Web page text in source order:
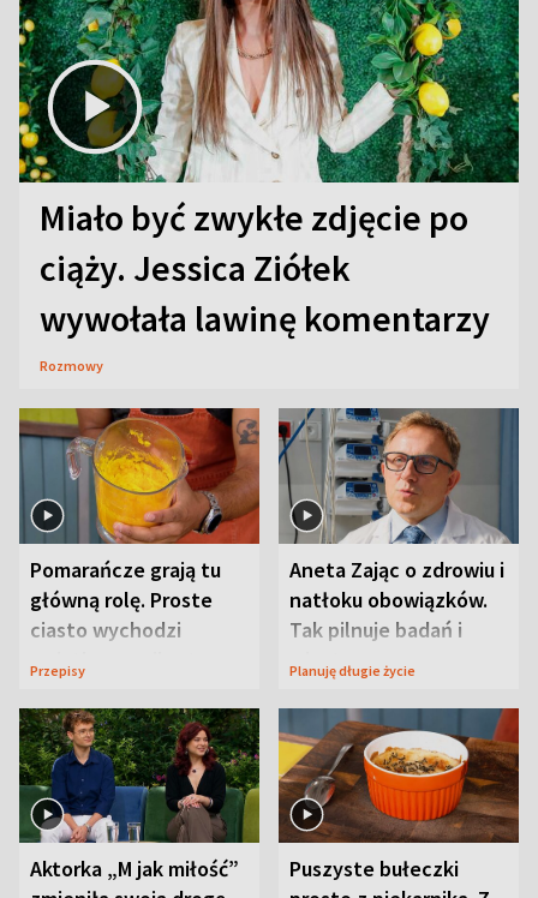
Miało być zwykłe zdjęcie po
ciąży. Jessica Ziółek
wywołała lawinę komentarzy
Rozmowy
Pomarańcze grają tu
główną rolę. Proste
ciasto wychodzi
wyjątkowo wilgotne
Przepisy
Aneta Zając o zdrowiu i
natłoku obowiązków.
Tak pilnuje badań i
wizyt
Planuję długie życie
Aktorka „M jak miłość”
Puszyste bułeczki